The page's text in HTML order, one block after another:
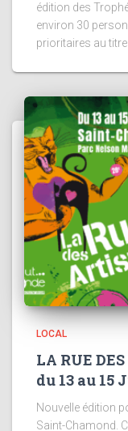
édition des
environ 30
prioritaires au
LOCAL
LA RUE
du 13 au 15
Nouvelle édition
Saint-Chamond.